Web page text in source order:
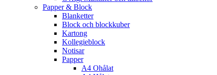
Papper & Block
Blanketter
Block och blockkuber
Kartong
Kollegieblock
Notisar
Papper
A4 Ohålat